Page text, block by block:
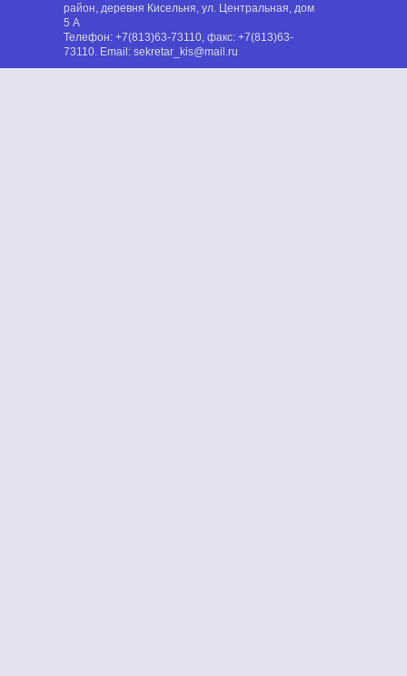
район, деревня Кисельня, ул. Центральная, дом
5 А
Телефон: +7(813)63-73110, факс: +7(813)63-
73110. Email: sekretar_kis@mail.ru